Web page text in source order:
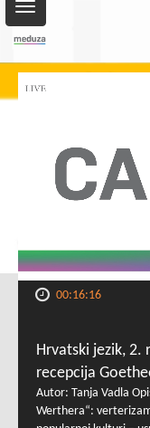
Toggle
navigation
00:16:16
Hrvatski jezik, 2.
recepcija
Autor: Tanja Vadla
Werthera“: